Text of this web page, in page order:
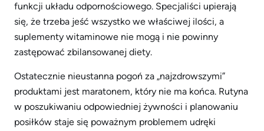
funkcji układu odpornościowego. Specjaliści upierają
się, że trzeba jeść wszystko we właściwej ilości, a
suplementy witaminowe nie mogą i nie powinny
zastępować zbilansowanej diety.
Ostatecznie nieustanna pogoń za „najzdrowszymi”
produktami jest maratonem, który nie ma końca. Rutyna
w poszukiwaniu odpowiedniej żywności i planowaniu
posiłków staje się poważnym problemem udręki